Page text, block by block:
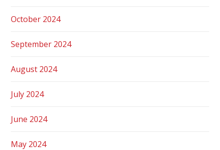
October 2024
September 2024
August 2024
July 2024
June 2024
May 2024